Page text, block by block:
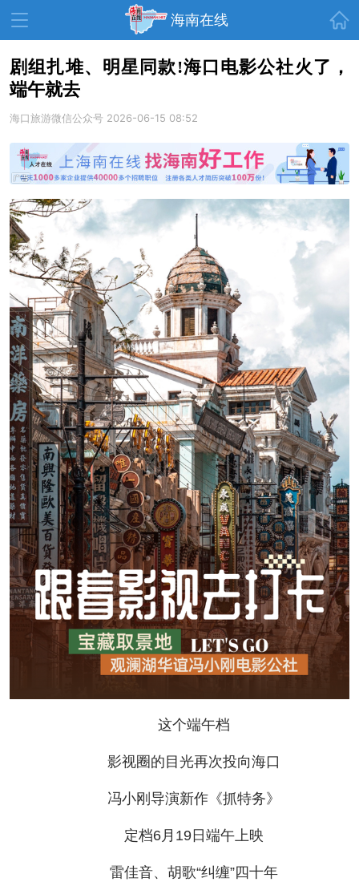
海南在线
资讯中心
教育 健康 房产
演出 活动
展会 走读海南 周末去哪儿
人才在线 天涯企服
剧组扎堆、明星同款!海口电影公社火了，
端午就去
海口旅游微信公众号 2026-06-15 08:52
这个端午档
影视圈的目光再次投向海口
冯小刚导演新作《抓特务》
定档6月19日端午上映
雷佳音、胡歌“纠缠”四十年